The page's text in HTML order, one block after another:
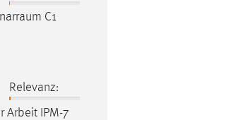
C1
Relevanz:
Arbeit IPM-7